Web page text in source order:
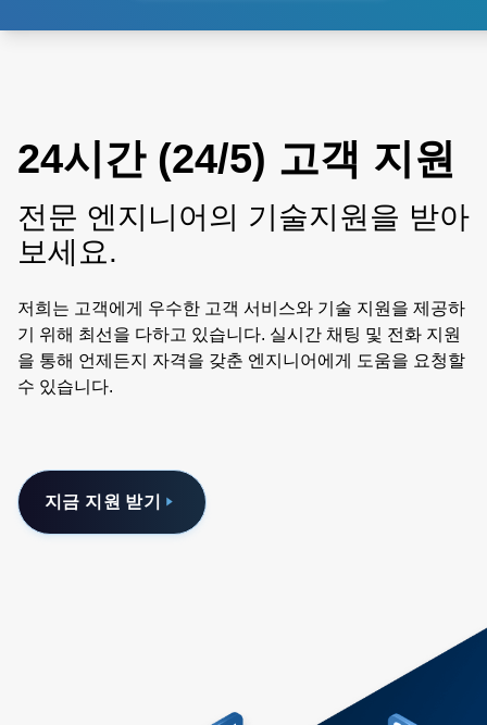
24시간 (24/5) 고객 지원
전문 엔지니어의 기술지원을 받아
보세요.
저희는 고객에게 우수한 고객 서비스와 기술 지원을 제공하
기 위해 최선을 다하고 있습니다. 실시간 채팅 및 전화 지원
을 통해 언제든지 자격을 갖춘 엔지니어에게 도움을 요청할
수 있습니다.
지금 지원 받기